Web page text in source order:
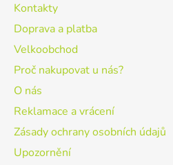
Kontakty
Doprava a platba
Velkoobchod
Proč nakupovat u nás?
O nás
Reklamace a vrácení
Zásady ochrany osobních údajů
Upozornění